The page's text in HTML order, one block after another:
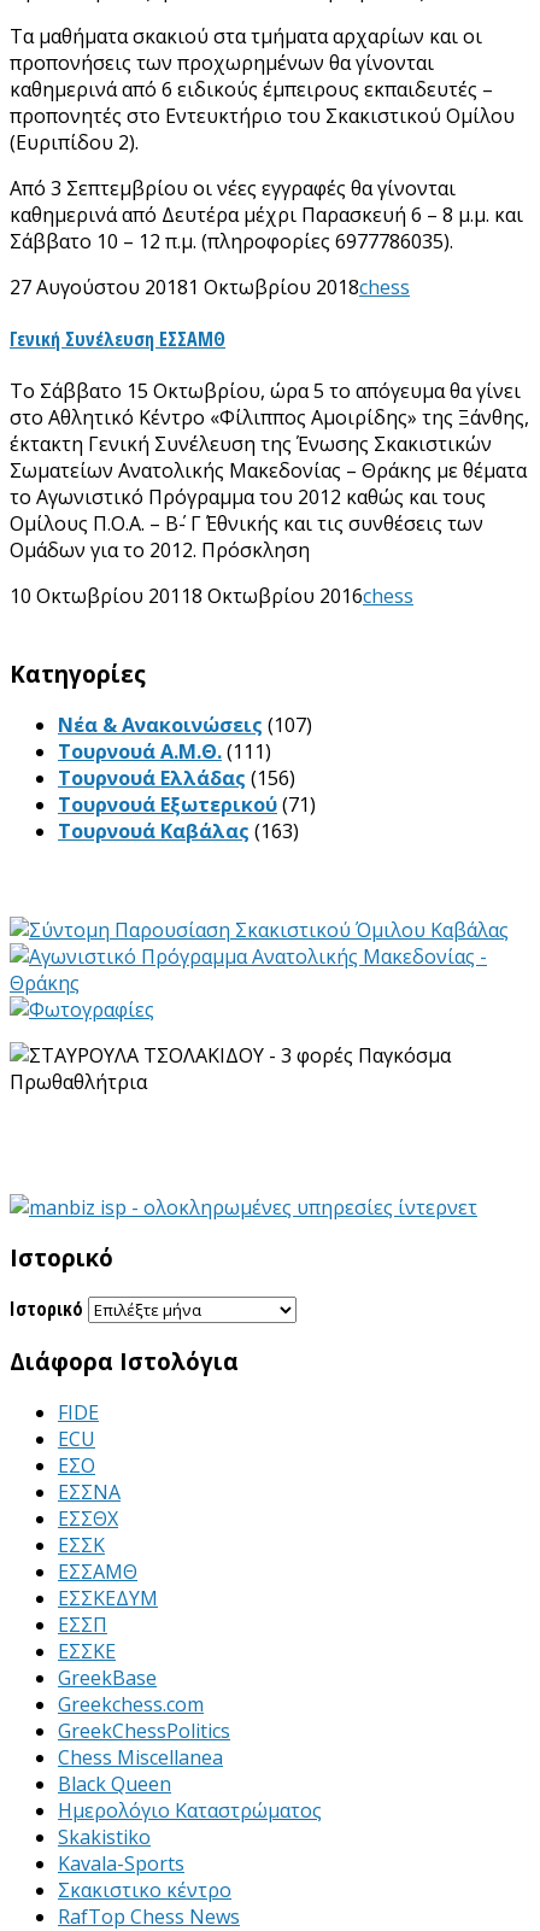
Τα μαθήματα σκακιού στα τμήματα αρχαρίων και οι
προπονήσεις των προχωρημένων θα γίνονται
καθημερινά από 6 ειδικούς έμπειρους εκπαιδευτές –
προπονητές στο Εντευκτήριο του Σκακιστικού Ομίλου
(Ευριπίδου 2).
Από 3 Σεπτεμβρίου οι νέες εγγραφές θα γίνονται
καθημερινά από Δευτέρα μέχρι Παρασκευή 6 – 8 μ.μ. και
Σάββατο 10 – 12 π.μ. (πληροφορίες 6977786035).
27 Αυγούστου 20181 Οκτωβρίου 2018chess
Γενική Συνέλευση ΕΣΣΑΜΘ
Το Σάββατο 15 Οκτωβρίου, ώρα 5 το απόγευμα θα γίνει
στο Αθλητικό Κέντρο «Φίλιππος Αμοιρίδης» της Ξάνθης,
έκτακτη Γενική Συνέλευση της Ένωσης Σκακιστικών
Σωματείων Ανατολικής Μακεδονίας – Θράκης με θέματα
το Αγωνιστικό Πρόγραμμα του 2012 καθώς και τους
Ομίλους Π.Ο.Α. – Β΄- Γ΄ Εθνικής και τις συνθέσεις των
Ομάδων για το 2012. Πρόσκληση
10 Οκτωβρίου 20118 Οκτωβρίου 2016chess
Kατηγορίες
Νέα & Ανακοινώσεις (107)
Τουρνουά Α.Μ.Θ.(111)
Τουρνουά Ελλάδας (156)
Τουρνουά Εξωτερικού(71)
Τουρνουά Καβάλας (163)
Ιστορικό
Ιστορικό
Διάφορα Ιστολόγια
FIDE
ECU
ΕΣΟ
ΕΣΣΝΑ
ΕΣΣΘΧ
ΕΣΣΚ
ΕΣΣΑΜΘ
ΕΣΣΚΕΔΥΜ
ΕΣΣΠ
ΕΣΣΚΕ
GreekBase
Greekchess.com
GreekChessPolitics
Chess Miscellanea
Black Queen
Ημερολόγιο Καταστρώματος
Skakistiko
Kavala-Sports
Σκακιστικο κέντρο
RafTop Chess News